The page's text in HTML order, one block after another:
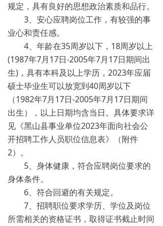
规定，具有良好的思想政治素质和品行。
3、安心应聘岗位工作，有较强的事
业心和责任感。
4、年龄在35周岁以下，18周岁以上
(1987年7月17日-2005年7月17日期间出
生)，具有本科及以上学历，2023年应届
硕士毕业生可以放宽到40周岁以下
（1982年7月17日-2005年7月17日期间
出生），以上日期均含当日。具体要求详
见《黑山县事业单位2023年面向社会公
开招聘工作人员职位信息表》（附件
2）。
5、身体健康，符合应聘岗位要求的
身体条件。
6、符合回避的有关规定。
7、招聘职位要求学历、学位及岗位
所需相关的资格证书，取得证书截止时间